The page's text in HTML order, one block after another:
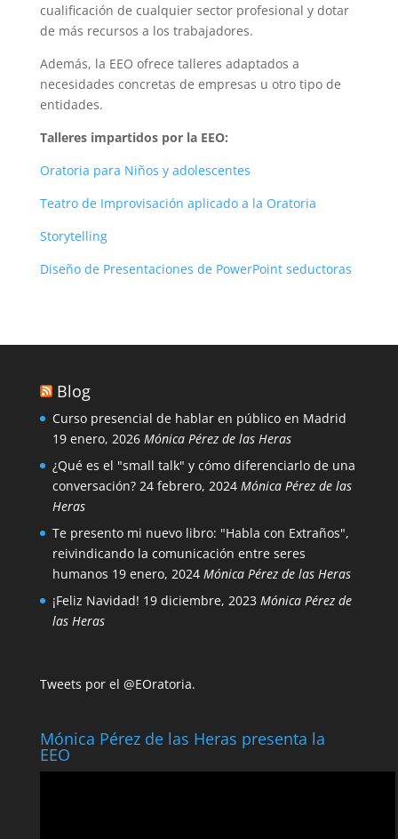
cualificación de cualquier sector profesional y dotar
de más recursos a los trabajadores.
Además, la EEO ofrece talleres adaptados a
necesidades concretas de empresas u otro tipo de
entidades.
Talleres impartidos por la EEO:
Oratoria para Niños y adolescentes
Teatro de Improvisación aplicado a la Oratoria
Storytelling
Diseño de Presentaciones de PowerPoint seductoras
Blog
Curso presencial de hablar en público en Madrid
19 enero, 2026 Mónica Pérez de las Heras
¿Qué es el "small talk" y cómo diferenciarlo de una
conversación? 24 febrero, 2024 Mónica Pérez de las
Heras
Te presento mi nuevo libro: "Habla con Extraños",
reivindicando la comunicación entre seres
humanos 19 enero, 2024 Mónica Pérez de las Heras
¡Feliz Navidad! 19 diciembre, 2023 Mónica Pérez de
las Heras
Tweets por el @EOratoria.
Mónica Pérez de las Heras presenta la
EEO